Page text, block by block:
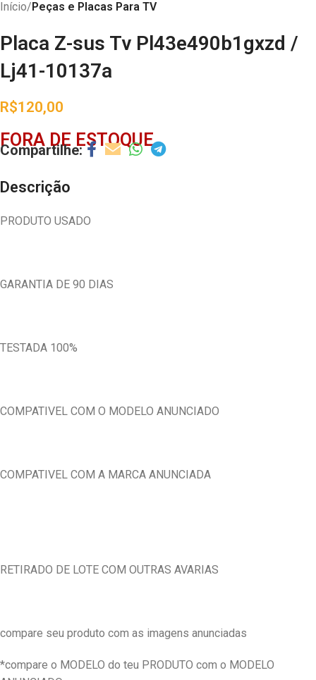
Início Peças e Placas Para TV
Placa Z-sus Tv Pl43e490b1gxzd /
Lj41-10137a
R$120,00
FORA DE ESTOQUE
Descrição
PRODUTO USADO
GARANTIA DE 90 DIAS
TESTADA 100%
COMPATIVEL COM O MODELO ANUNCIADO
COMPATIVEL COM A MARCA ANUNCIADA
RETIRADO DE LOTE COM OUTRAS AVARIAS
compare seu produto com as imagens anunciadas
*compare o MODELO do teu PRODUTO com o MODELO